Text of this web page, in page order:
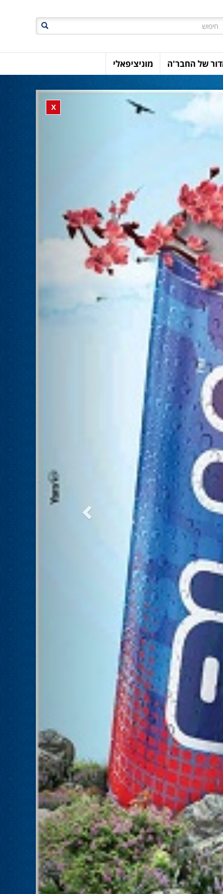
חיפוש
של החבר'ה מוניציפאלי
Previous
Close banner
X
אוהד שגב הפסיד בעכו
28.02.24
עמיחי בן שלוש מקורבו של השר ניר ברקת ניצח
את הבחירות בעכו ויכהן כראש העיר.
מחל זכתה במנדט אחד בבאר שבע
28.02.24
עו''ד אמנון כהן שעומד בראש רשימת מחל
למועצת העיר זכה במנדט אחד ואילו שמעון
בוקר שהתמודד אף הוא למועצה לא הצליח
להיבחר.
המשבר בליכוד העולמי
23.10.24
האם ההסכם של מיקי זוהר מחזק את הימין או
השמאל? האם ההסכם חוקי או לא?שמירה או
הדחה? ומה יחליט בעתיד המרכז? עוד שנה
בחירות בליכוד העולמי . הכל במגזין המלא - עמ'
4.
ד''ר זידאן - עידן חדש בליכוד ובמשפט
23.10.24
ד''ר סמיר זידאן, מועמד דרוזי לכנסת , עם מיפקד
חדש של אלפים....
ראיון חג הסוכות עם חיים ביבס:על
העתיד, על האחדות ועל ראשות
הממשלה
23.10.24
ראיון חג הסוכות עם חיים ביבס:על העתיד, על